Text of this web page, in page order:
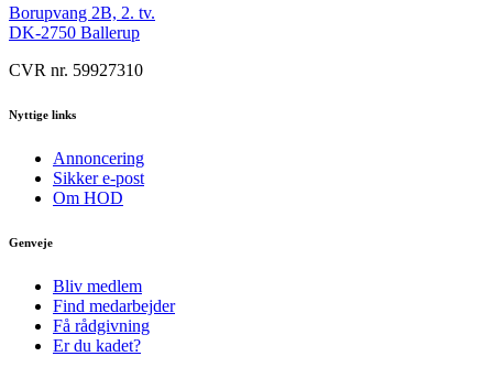
Borupvang 2B, 2. tv.
DK-2750 Ballerup
CVR nr. 59927310
Nyttige links
Annoncering
Sikker e-post
Om HOD
Genveje
Bliv medlem
Find medarbejder
Få rådgivning
Er du kadet?